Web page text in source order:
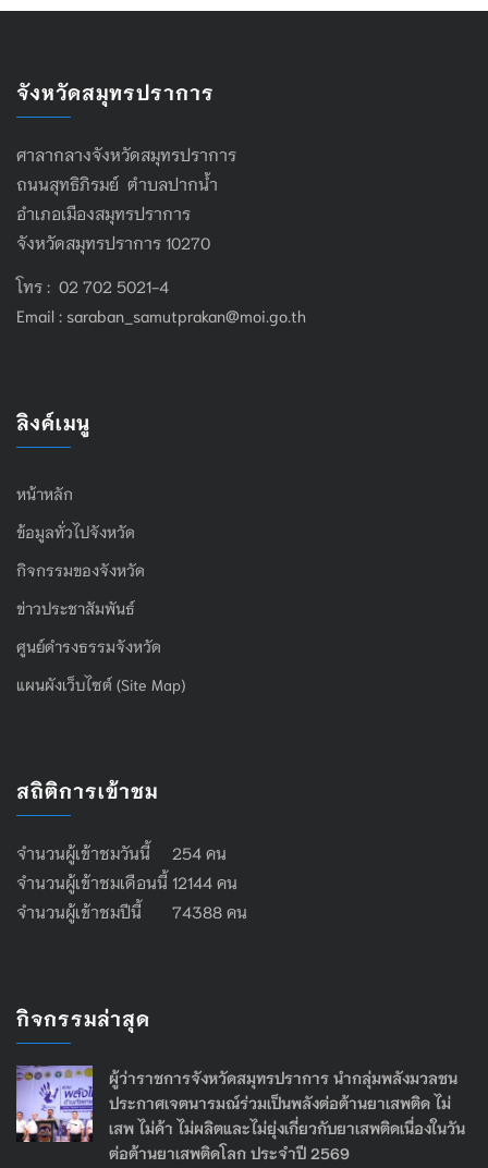
จังหวัดสมุทรปราการ
ศาลากลางจังหวัดสมุทรปราการ
ถนนสุทธิภิรมย์ ตำบลปากน้ำ
อำเภอเมืองสมุทรปราการ
จังหวัดสมุทรปราการ 10270
โทร : 02 702 5021-4
Email : saraban_samutprakan@moi.go.th
ลิงค์เมนู
หน้าหลัก
ข้อมูลทั่วไปจังหวัด
กิจกรรมของจังหวัด
ข่าวประชาสัมพันธ์
ศูนย์ดำรงธรรมจังหวัด
แผนผังเว็บไซต์ (Site Map)
สถิติการเข้าชม
จำนวนผู้เข้าชมวันนี้ 254 คน
จำนวนผู้เข้าชมเดือนนี้ 12144 คน
จำนวนผู้เข้าชมปีนี้ 74388 คน
กิจกรรมล่าสุด
ผู้ว่าราชการจังหวัดสมุทรปราการ นำกลุ่มพลังมวลชน
ประกาศเจตนารมณ์ร่วมเป็นพลังต่อต้านยาเสพติด ไม่
เสพ ไม่ค้า ไม่ผลิตและไม่ยุ่งเกี่ยวกับยาเสพติดเนื่องในวัน
ต่อต้านยาเสพติดโลก ประจำปี 2569